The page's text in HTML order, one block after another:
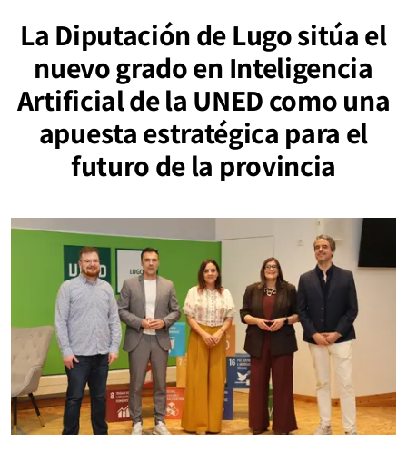
La Diputación de Lugo sitúa el
nuevo grado en Inteligencia
Artificial de la UNED como una
apuesta estratégica para el
futuro de la provincia